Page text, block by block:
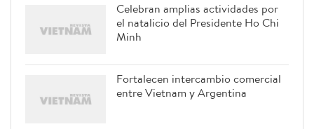
Celebran amplias actividades por
el natalicio del Presidente Ho Chi
Minh
Fortalecen intercambio comercial
entre Vietnam y Argentina